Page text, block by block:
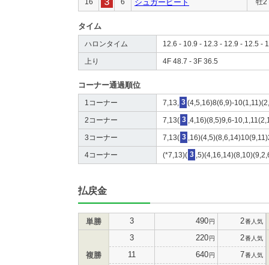
16 6 シュガービート 牡2
タイム
ハロンタイム 12.6 - 10.9 - 12.3 - 12.9 - 12.5 -
上り 4F 48.7 - 3F 36.5
コーナー通過順位
1コーナー 7,13, 3 (4,5,16)8(6,9)-
2コーナー 7,13( 3 ,4,16)(8,5)9,6-
3コーナー 7,13( 3
4コーナー (*7,13)( 3
払戻金
単勝 3 490円 2番人気
複勝
3 220円 2番人気
11 640円 7番人気